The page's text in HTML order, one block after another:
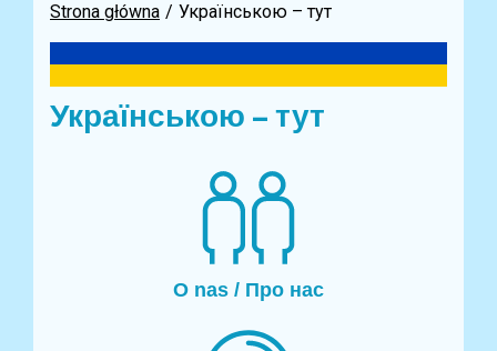
Strona główna Українською – тут
Українською – тут
O nas / Про нас